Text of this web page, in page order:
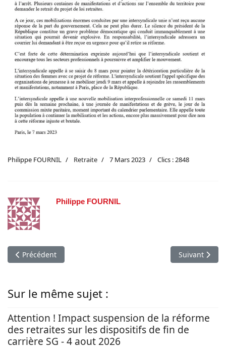
Philippe FOURNIL Retraite 7 Mars 2023 Clics : 2848
Philippe FOURNIL
Article précédent : L’intersyndicale unie dénonce le mépris
Précédent Article
Suivant
Sur le même sujet :
Attention ! Impact suspension de la réforme
des retraites sur les dispositifs de fin de
carrière SG - 4 aout 2026